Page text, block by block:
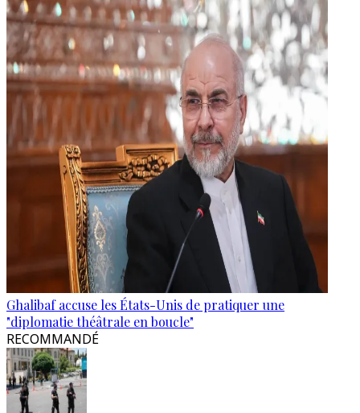
Ghalibaf accuse les États-Unis de pratiquer une
"diplomatie théâtrale en boucle"
RECOMMANDÉ